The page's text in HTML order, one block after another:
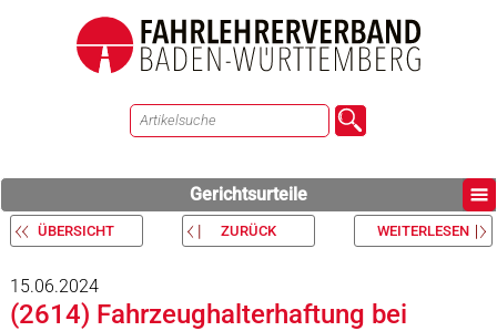
Gerichtsurteile
ÜBERSICHT ZURÜCK WEITERLESEN
15.06.2024
(2614) Fahrzeughalterhaftung bei